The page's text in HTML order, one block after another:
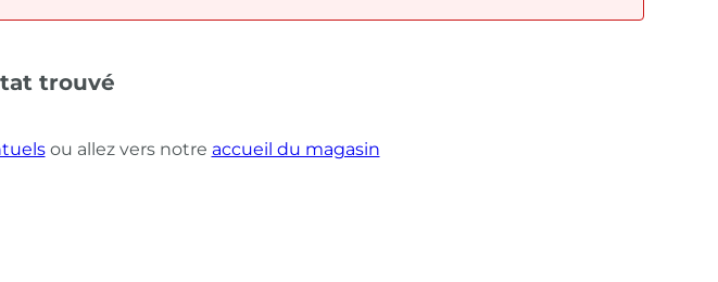
trouvé
ou allez vers notre accueil du magasin